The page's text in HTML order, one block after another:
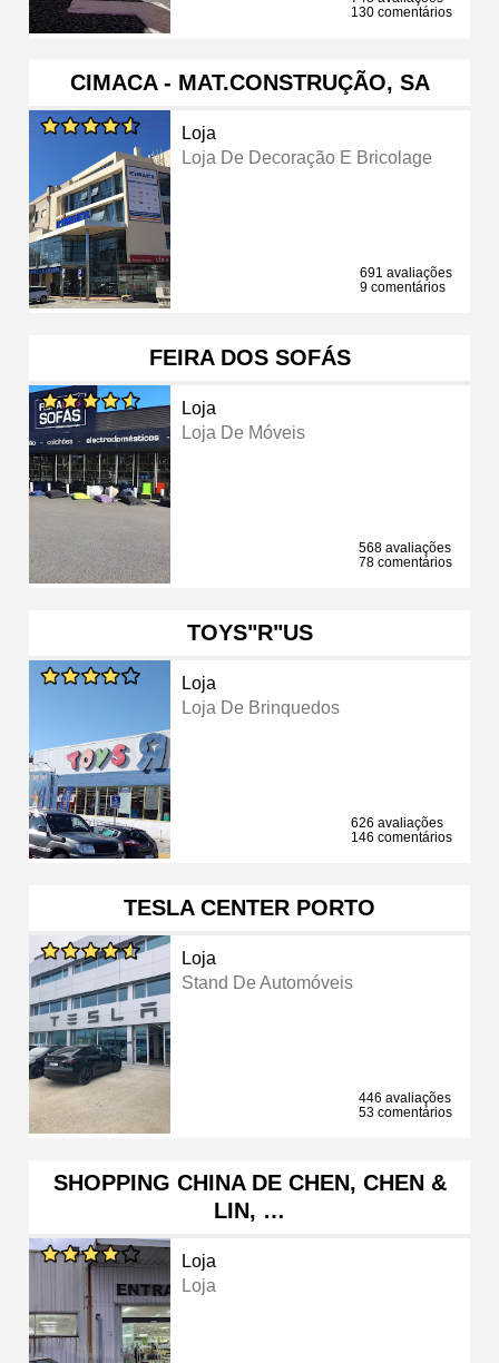
130 comentários
CIMACA - MAT.CONSTRUÇÃO, SA
Loja
Loja De Decoração E Bricolage
691 avaliações
9 comentários
FEIRA DOS SOFÁS
Loja
Loja De Móveis
568 avaliações
78 comentários
TOYS"R"US
Loja
Loja De Brinquedos
626 avaliações
146 comentários
TESLA CENTER PORTO
Loja
Stand De Automóveis
446 avaliações
53 comentários
SHOPPING CHINA DE CHEN, CHEN &
LIN, …
Loja
Loja